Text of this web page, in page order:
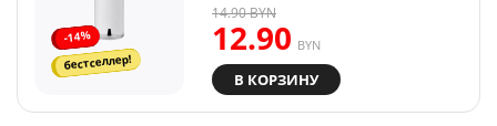
-14%
бестселлер!
12.90 BYN
14.90BYN
В КОРЗИНУ